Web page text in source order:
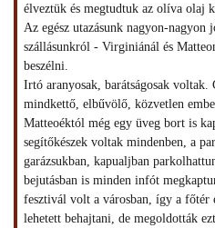
élveztük és megtudtuk az olíva olaj
Az egész utazásunk nagyon-
szállásunkról - Virginiánál és
beszélni.
Irtó aranyosak, barátságosak voltak.
mindkettő, elbűvölő, közvetlen
Matteoéktól még egy üveg bort is
segítőkészek voltak mindenben, a
garázsukban, kapualjban
bejutásban is minden infót
fesztivál volt a városban, így a főtér
lehetett behajtani, de megoldották